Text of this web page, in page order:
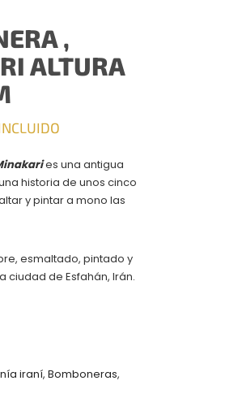
,
ALTURA
es una antigua
historia de unos cinco
y pintar a mono las
esmaltado, pintado y
ciudad de Esfahán, Irán.
iraní, Bomboneras,